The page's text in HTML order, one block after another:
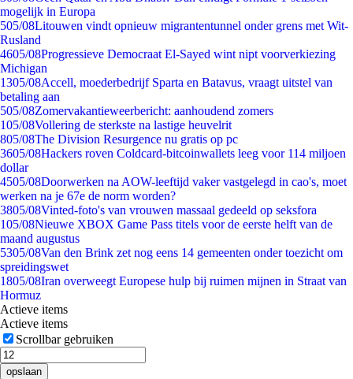
mogelijk in Europa
505/08Litouwen vindt opnieuw migrantentunnel onder grens met Wit-
Rusland
4605/08Progressieve Democraat El-Sayed wint nipt voorverkiezing
Michigan
1305/08Accell, moederbedrijf Sparta en Batavus, vraagt uitstel van
betaling aan
505/08Zomervakantieweerbericht: aanhoudend zomers
105/08Vollering de sterkste na lastige heuvelrit
805/08The Division Resurgence nu gratis op pc
3605/08Hackers roven Coldcard-bitcoinwallets leeg voor 114 miljoen
dollar
4505/08Doorwerken na AOW-leeftijd vaker vastgelegd in cao's, moet
werken na je 67e de norm worden?
3805/08Vinted-foto's van vrouwen massaal gedeeld op seksfora
105/08Nieuwe XBOX Game Pass titels voor de eerste helft van de
maand augustus
5305/08Van den Brink zet nog eens 14 gemeenten onder toezicht om
spreidingswet
1805/08Iran overweegt Europese hulp bij ruimen mijnen in Straat van
Hormuz
Actieve items
Actieve items
Scrollbar gebruiken
opslaan